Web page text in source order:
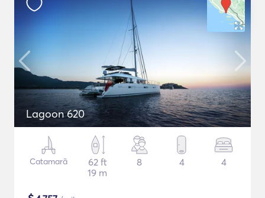
Lagoon 620
Catamarã
62 ft
19 m
8 4 4